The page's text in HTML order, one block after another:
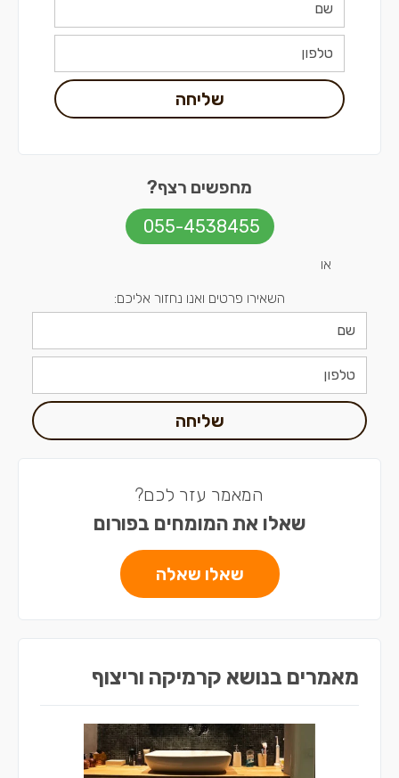
שליחה
מחפשים רצף?
055-4538455
או
השאירו פרטים ואנו נחזור אליכם:
שליחה
המאמר עזר לכם?
שאלו את המומחים בפורום
שאלו שאלה
מאמרים בנושא קרמיקה וריצוף